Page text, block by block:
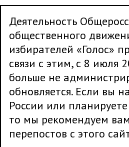
Деятельность
общественного
избирателей «Голос»
связи с этим, с 8 июля
больше не
обновляется. Если вы
России или
то мы рекомендуем
перепостов с этого